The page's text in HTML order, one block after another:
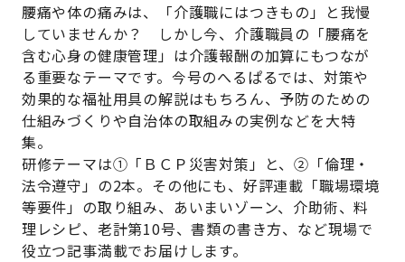
腰痛や体の痛みは、「介護職にはつきもの」と我慢
していませんか？ しかし今、介護職員の「腰痛を
含む心身の健康管理」は介護報酬の加算にもつなが
る重要なテーマです。今号のへるぱるでは、対策や
効果的な福祉用具の解説はもちろん、予防のための
仕組みづくりや自治体の取組みの実例などを大特
集。
研修テーマは①「ＢＣＰ災害対策」と、②「倫理・
法令遵守」の2本。その他にも、好評連載「職場環境
等要件」の取り組み、あいまいゾーン、介助術、料
理レシピ、老計第10号、書類の書き方、など現場で
役立つ記事満載でお届けします。